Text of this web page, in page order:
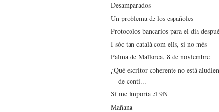
Desamparados
Un problema de los españoles
Protocolos bancarios para el día
I sóc tan català com ells, si no més
Palma de Mallorca, 8 de noviembre
¿Qué escritor coherente no está
de conti...
Sí me importa el 9N
Mañana